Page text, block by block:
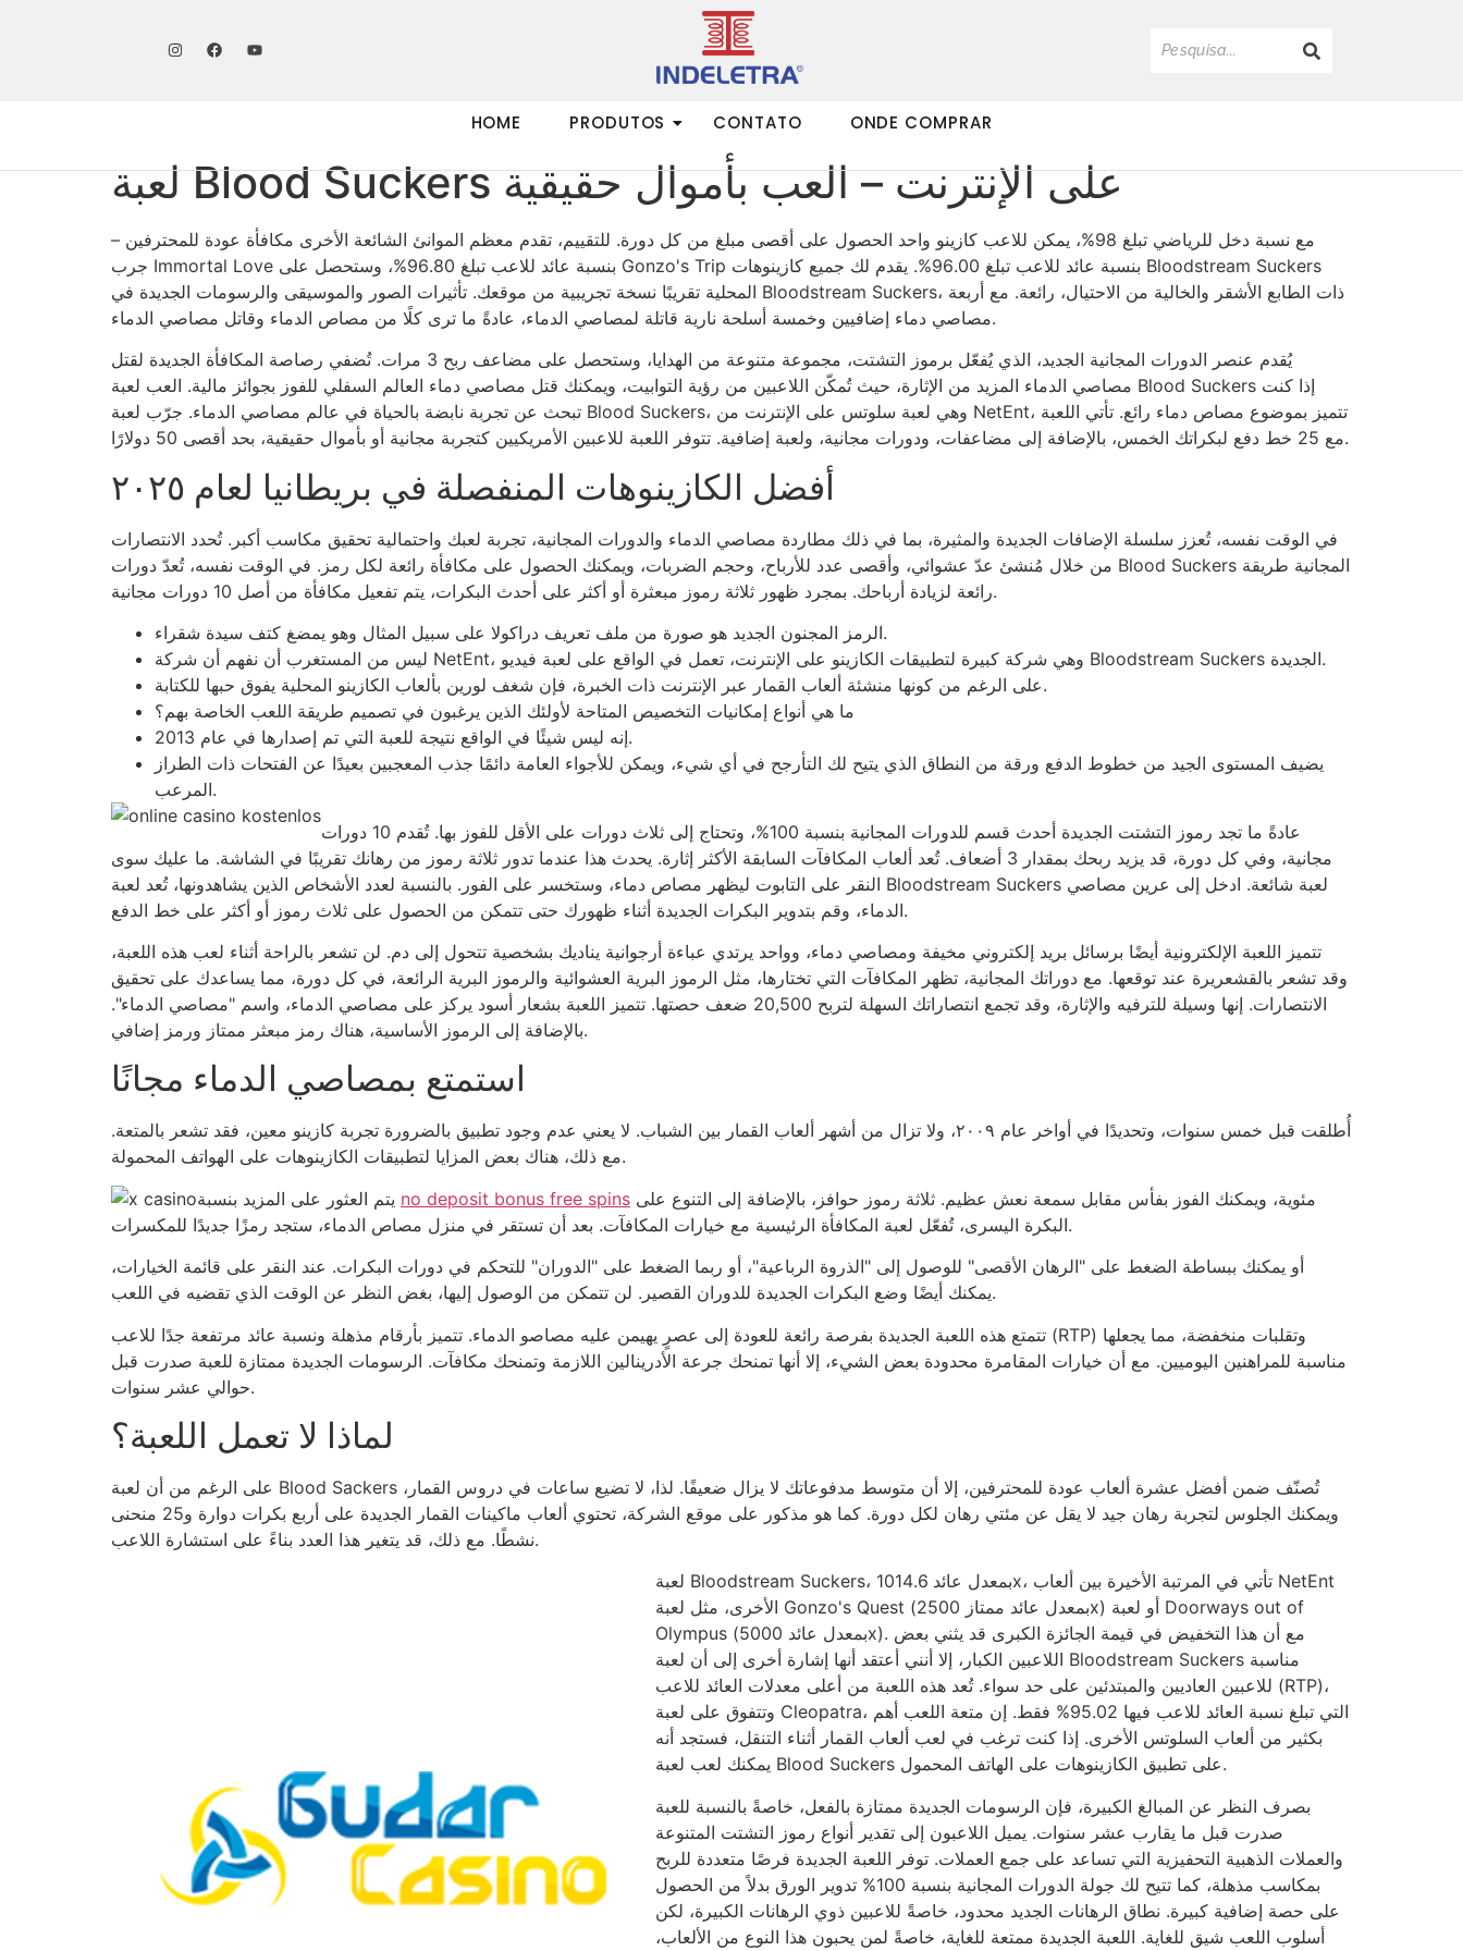
HOME PRODUTOS CONTATO ONDE COMPRAR
لعبة Blood Suckers على الإنترنت – العب بأموال حقيقية
مع نسبة دخل للرياضي تبلغ 98%، يمكن للاعب كازينو واحد الحصول على أقصى مبلغ من كل دورة. للتقييم، تقدم معظم الموانئ الشائعة الأخرى مكافأة عودة للمحترفين –
جرب Immortal Love بنسبة عائد للاعب تبلغ 96.80%، وستحصل على Gonzo's Trip بنسبة عائد للاعب تبلغ 96.00%. يقدم لك جميع كازينوهات Bloodstream Suckers
المحلية تقريبًا نسخة تجريبية من موقعك. تأثيرات الصور والموسيقى والرسومات الجديدة في Bloodstream Suckers، ذات الطابع الأشقر والخالية من الاحتيال، رائعة. مع أربعة
مصاصي دماء إضافيين وخمسة أسلحة نارية قاتلة لمصاصي الدماء، عادةً ما ترى كلًا من مصاص الدماء وقاتل مصاصي الدماء.
يُقدم عنصر الدورات المجانية الجديد، الذي يُفعّل برموز التشتت، مجموعة متنوعة من الهدايا، وستحصل على مضاعف ربح 3 مرات. تُضفي رصاصة المكافأة الجديدة لقتل
مصاصي الدماء المزيد من الإثارة، حيث تُمكّن اللاعبين من رؤية التوابيت، ويمكنك قتل مصاصي دماء العالم السفلي للفوز بجوائز مالية. العب لعبة Blood Suckers إذا كنت
تبحث عن تجربة نابضة بالحياة في عالم مصاصي الدماء. جرّب لعبة Blood Suckers، وهي لعبة سلوتس على الإنترنت من NetEnt، تتميز بموضوع مصاص دماء رائع. تأتي اللعبة
مع 25 خط دفع لبكراتك الخمس، بالإضافة إلى مضاعفات، ودورات مجانية، ولعبة إضافية. تتوفر اللعبة للاعبين الأمريكيين كتجربة مجانية أو بأموال حقيقية، بحد أقصى 50 دولارًا.
أفضل الكازينوهات المنفصلة في بريطانيا لعام ٢٠٢٥
في الوقت نفسه، تُعزز سلسلة الإضافات الجديدة والمثيرة، بما في ذلك مطاردة مصاصي الدماء والدورات المجانية، تجربة لعبك واحتمالية تحقيق مكاسب أكبر. تُحدد الانتصارات
من خلال مُنشئ عدّ عشوائي، وأقصى عدد للأرباح، وحجم الضربات، ويمكنك الحصول على مكافأة رائعة لكل رمز. في الوقت نفسه، تُعدّ دورات Blood Suckers المجانية طريقة
رائعة لزيادة أرباحك. بمجرد ظهور ثلاثة رموز مبعثرة أو أكثر على أحدث البكرات، يتم تفعيل مكافأة من أصل 10 دورات مجانية.
الرمز المجنون الجديد هو صورة من ملف تعريف دراكولا على سبيل المثال وهو يمضغ كتف سيدة شقراء.
ليس من المستغرب أن نفهم أن شركة NetEnt، وهي شركة كبيرة لتطبيقات الكازينو على الإنترنت، تعمل في الواقع على لعبة فيديو Bloodstream Suckers الجديدة.
على الرغم من كونها منشئة ألعاب القمار عبر الإنترنت ذات الخبرة، فإن شغف لورين بألعاب الكازينو المحلية يفوق حبها للكتابة.
ما هي أنواع إمكانيات التخصيص المتاحة لأولئك الذين يرغبون في تصميم طريقة اللعب الخاصة بهم؟
إنه ليس شيئًا في الواقع نتيجة للعبة التي تم إصدارها في عام 2013.
يضيف المستوى الجيد من خطوط الدفع ورقة من النطاق الذي يتيح لك التأرجح في أي شيء، ويمكن للأجواء العامة دائمًا جذب المعجبين بعيدًا عن الفتحات ذات الطراز
المرعب.
عادةً ما تجد رموز التشتت الجديدة أحدث قسم للدورات المجانية بنسبة 100%، وتحتاج إلى ثلاث دورات على الأقل للفوز بها. تُقدم 10 دورات
مجانية، وفي كل دورة، قد يزيد ربحك بمقدار 3 أضعاف. تُعد ألعاب المكافآت السابقة الأكثر إثارة. يحدث هذا عندما تدور ثلاثة رموز من رهانك تقريبًا في الشاشة. ما عليك سوى
النقر على التابوت ليظهر مصاص دماء، وستخسر على الفور. بالنسبة لعدد الأشخاص الذين يشاهدونها، تُعد لعبة Bloodstream Suckers لعبة شائعة. ادخل إلى عرين مصاصي
الدماء، وقم بتدوير البكرات الجديدة أثناء ظهورك حتى تتمكن من الحصول على ثلاث رموز أو أكثر على خط الدفع.
تتميز اللعبة الإلكترونية أيضًا برسائل بريد إلكتروني مخيفة ومصاصي دماء، وواحد يرتدي عباءة أرجوانية يناديك بشخصية تتحول إلى دم. لن تشعر بالراحة أثناء لعب هذه اللعبة،
وقد تشعر بالقشعريرة عند توقعها. مع دوراتك المجانية، تظهر المكافآت التي تختارها، مثل الرموز البرية العشوائية والرموز البرية الرائعة، في كل دورة، مما يساعدك على تحقيق
الانتصارات. إنها وسيلة للترفيه والإثارة، وقد تجمع انتصاراتك السهلة لتربح 20,500 ضعف حصتها. تتميز اللعبة بشعار أسود يركز على مصاصي الدماء، واسم "مصاصي الدماء".
بالإضافة إلى الرموز الأساسية، هناك رمز مبعثر ممتاز ورمز إضافي.
استمتع بمصاصي الدماء مجانًا
أُطلقت قبل خمس سنوات، وتحديدًا في أواخر عام ٢٠٠٩، ولا تزال من أشهر ألعاب القمار بين الشباب. لا يعني عدم وجود تطبيق بالضرورة تجربة كازينو معين، فقد تشعر بالمتعة.
مع ذلك، هناك بعض المزايا لتطبيقات الكازينوهات على الهواتف المحمولة.
no deposit bonus free spins
البكرة اليسرى، تُفعّل لعبة المكافأة الرئيسية مع خيارات المكافآت. بعد أن تستقر في منزل مصاص الدماء، ستجد رمزًا جديدًا للمكسرات.
أو يمكنك ببساطة الضغط على "الرهان الأقصى" للوصول إلى "الذروة الرباعية"، أو ربما الضغط على "الدوران" للتحكم في دورات البكرات. عند النقر على قائمة الخيارات،
يمكنك أيضًا وضع البكرات الجديدة للدوران القصير. لن تتمكن من الوصول إليها، بغض النظر عن الوقت الذي تقضيه في اللعب.
تتمتع هذه اللعبة الجديدة بفرصة رائعة للعودة إلى عصرٍ يهيمن عليه مصاصو الدماء. تتميز بأرقام مذهلة ونسبة عائد مرتفعة جدًا للاعب (RTP) وتقلبات منخفضة، مما يجعلها
مناسبة للمراهنين اليوميين. مع أن خيارات المقامرة محدودة بعض الشيء، إلا أنها تمنحك جرعة الأدرينالين اللازمة وتمنحك مكافآت. الرسومات الجديدة ممتازة للعبة صدرت قبل
حوالي عشر سنوات.
لماذا لا تعمل اللعبة؟
على الرغم من أن لعبة Blood Sackers تُصنّف ضمن أفضل عشرة ألعاب عودة للمحترفين، إلا أن متوسط ​​مدفوعاتك لا يزال ضعيفًا. لذا، لا تضيع ساعات في دروس القمار،
ويمكنك الجلوس لتجربة رهان جيد لا يقل عن مئتي رهان لكل دورة. كما هو مذكور على موقع الشركة، تحتوي ألعاب ماكينات القمار الجديدة على أربع بكرات دوارة و25 منحنى
نشطًا. مع ذلك، قد يتغير هذا العدد بناءً على استشارة اللاعب.
لعبة Bloodstream Suckers، بمعدل عائد 1014.6x، تأتي في المرتبة الأخيرة بين ألعاب NetEnt
الأخرى، مثل لعبة Gonzo's Quest (بمعدل عائد ممتاز 2500x) أو لعبة Doorways out of
Olympus (بمعدل عائد 5000x). مع أن هذا التخفيض في قيمة الجائزة الكبرى قد يثني بعض
اللاعبين الكبار، إلا أنني أعتقد أنها إشارة أخرى إلى أن لعبة Bloodstream Suckers مناسبة
للاعبين العاديين والمبتدئين على حد سواء. تُعد هذه اللعبة من أعلى معدلات العائد للاعب (RTP)،
وتتفوق على لعبة Cleopatra، التي تبلغ نسبة العائد للاعب فيها 95.02% فقط. إن متعة اللعب أهم
بكثير من ألعاب السلوتس الأخرى. إذا كنت ترغب في لعب ألعاب القمار أثناء التنقل، فستجد أنه
يمكنك لعب لعبة Blood Suckers على تطبيق الكازينوهات على الهاتف المحمول.
بصرف النظر عن المبالغ الكبيرة، فإن الرسومات الجديدة ممتازة بالفعل، خاصةً بالنسبة للعبة
صدرت قبل ما يقارب عشر سنوات. يميل اللاعبون إلى تقدير أنواع رموز التشتت المتنوعة
والعملات الذهبية التحفيزية التي تساعد على جمع العملات. توفر اللعبة الجديدة فرصًا متعددة للربح
بمكاسب مذهلة، كما تتيح لك جولة الدورات المجانية بنسبة 100% تدوير الورق بدلاً من الحصول
على حصة إضافية كبيرة. نطاق الرهانات الجديد محدود، خاصةً للاعبين ذوي الرهانات الكبيرة، لكن
أسلوب اللعب شيق للغاية. اللعبة الجديدة ممتعة للغاية، خاصةً لمن يحبون هذا النوع من الألعاب،